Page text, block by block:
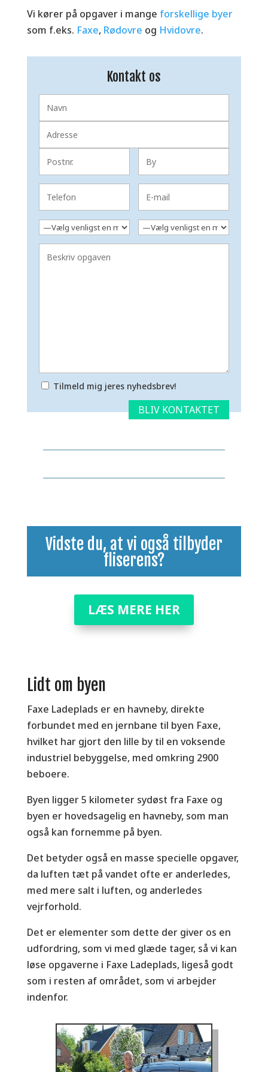
Vi kører på opgaver i mange forskellige byer
som f.eks. Faxe, Rødovre og Hvidovre.
Kontakt os
Tilmeld mig jeres nyhedsbrev!
Vidste du, at vi også tilbyder
fliserens?
LÆS MERE HER
Lidt om byen
Faxe Ladeplads er en havneby, direkte
forbundet med en jernbane til byen Faxe,
hvilket har gjort den lille by til en voksende
industriel bebyggelse, med omkring 2900
beboere.
Byen ligger 5 kilometer sydøst fra Faxe og
byen er hovedsagelig en havneby, som man
også kan fornemme på byen.
Det betyder også en masse specielle opgaver,
da luften tæt på vandet ofte er anderledes,
med mere salt i luften, og anderledes
vejrforhold.
Det er elementer som dette der giver os en
udfordring, som vi med glæde tager, så vi kan
løse opgaverne i Faxe Ladeplads, ligeså godt
som i resten af området, som vi arbejder
indenfor.